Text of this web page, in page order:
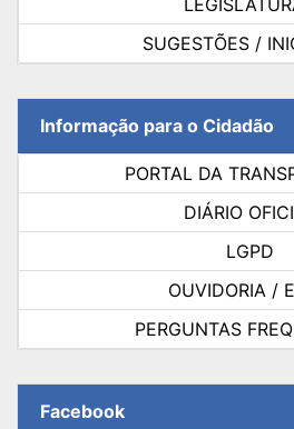
SUGESTÕES /
Informação para o Cidadão
PORTAL DA
DIÁRIO
LGPD
OUVIDORIA /
PERGUNTAS
Facebook